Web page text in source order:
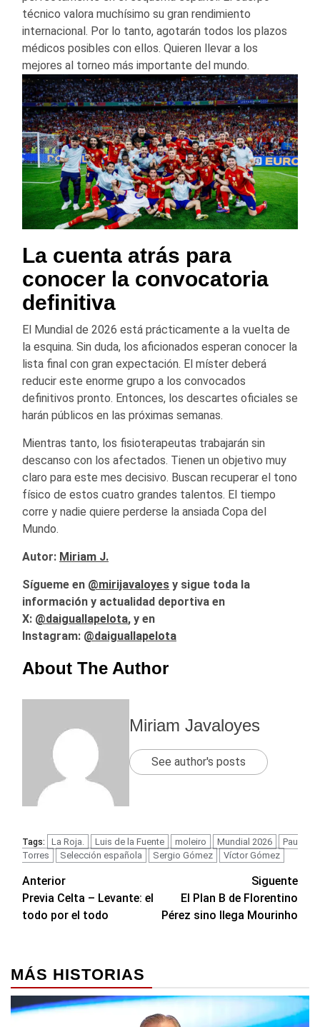
técnico valora muchísimo su gran rendimiento
internacional. Por lo tanto, agotarán todos los plazos
médicos posibles con ellos. Quieren llevar a los
mejores al torneo más importante del mundo.
La cuenta atrás para
conocer la convocatoria
definitiva
El Mundial de 2026 está prácticamente a la vuelta de
la esquina. Sin duda, los aficionados esperan conocer la
lista final con gran expectación. El míster deberá
reducir este enorme grupo a los convocados
definitivos pronto. Entonces, los descartes oficiales se
harán públicos en las próximas semanas.
Mientras tanto, los fisioterapeutas trabajarán sin
descanso con los afectados. Tienen un objetivo muy
claro para este mes decisivo. Buscan recuperar el tono
físico de estos cuatro grandes talentos. El tiempo
corre y nadie quiere perderse la ansiada Copa del
Mundo.
Autor: Miriam J.
Sígueme en @mirijavaloyes y sigue toda la
información y actualidad deportiva en
X: @daiguallapelota, y en
Instagram: @daiguallapelota
About The Author
Miriam Javaloyes
See author's posts
Tags: La Roja. Luis de la Fuente moleiro Mundial 2026
Pau
Torres
Selección española Sergio Gómez Víctor Gómez
Navegación
de
Anterior
Previa Celta – Levante: el
todo por el todo
Siguente
El Plan B de Florentino
Pérez sino llega Mourinho
MÁS HISTORIAS